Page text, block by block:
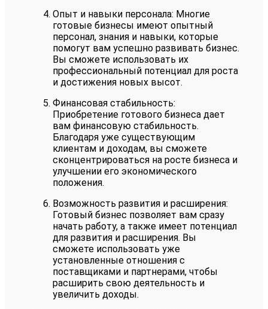
Опыт и навыки персонала: Многие
готовые бизнесы имеют опытный
персонал, знания и навыки, которые
помогут вам успешно развивать бизнес.
Вы сможете использовать их
профессиональный потенциал для роста
и достижения новых высот.
Финансовая стабильность:
Приобретение готового бизнеса дает
вам финансовую стабильность.
Благодаря уже существующим
клиентам и доходам, вы сможете
сконцентрироваться на росте бизнеса и
улучшении его экономического
положения.
Возможность развития и расширения:
Готовый бизнес позволяет вам сразу
начать работу, а также имеет потенциал
для развития и расширения. Вы
сможете использовать уже
установленные отношения с
поставщиками и партнерами, чтобы
расширить свою деятельность и
увеличить доходы.